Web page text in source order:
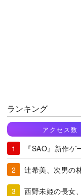
ランキング
アクセス数
『SAO』新作
辻希美、次男の
西野未姫の長女